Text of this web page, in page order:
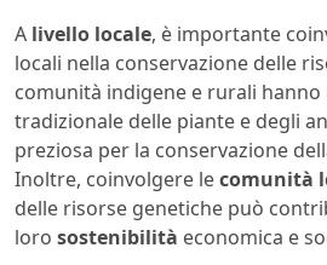
A livello locale, è importante
locali nella conservazione delle
comunità indigene e rurali hanno
tradizionale delle piante e degli
preziosa per la conservazione
Inoltre, coinvolgere lecomunità
delle risorse genetiche può
loro sostenibilità economica e